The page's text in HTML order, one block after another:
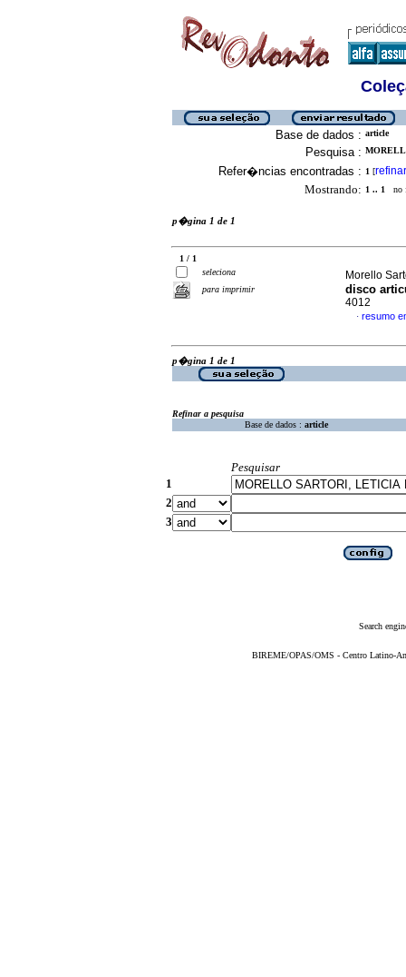
Base de dados : article
Pesquisa :
Refer�ncias encontradas : 1 [refinar
Mostrando: 1 .. 1 no
p�gina 1 de 1
1 / 1
seleciona
para imprimir
Morello
disco
4012
· resumo
p�gina 1 de 1
Refinar a pesquisa
Base de dados : article
Pesquisar
1
2
3
Search
BIREME/OPAS/OMS - Centro Latino-